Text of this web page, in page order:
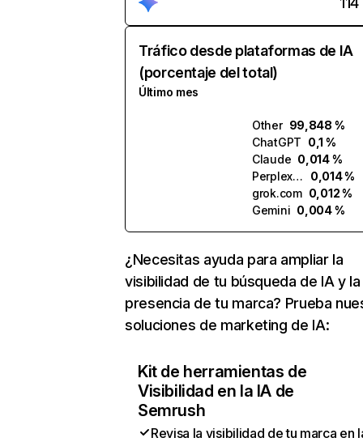
Tráfico desde plataformas de IA
(porcentaje del total)
Último mes
Other 99,848 %
ChatGPT 0,1 %
Claude 0,014 %
Perplexity
0,014 %
grok.com 0,012 %
Gemini 0,004 %
¿Necesitas ayuda para ampliar la
visibilidad de tu búsqueda de IA y la
presencia de tu marca? Prueba
soluciones de marketing de IA:
Kit de herramientas de
Visibilidad en la IA de
Semrush
Revisa la visibilidad de tu marca en